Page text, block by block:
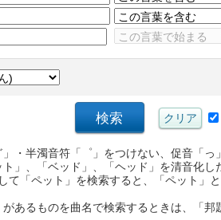
・半濁音符「゜」をつけない、促音「っ
」、「ベッド」、「ヘッド」を清音化し
て「ペット」を検索すると、「ペット」
あるものを曲名で検索するときは、「邦